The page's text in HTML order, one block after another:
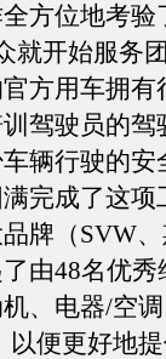
方位地考验
就开始服务
方用车拥有
驾驶员的驾
辆行驶的安
完成了这项
牌（SVW
由48名优
、电器/空
便更好地